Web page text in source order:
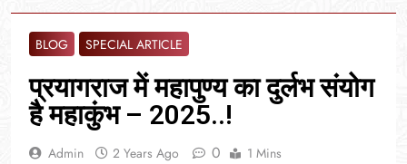
BLOG SPECIAL ARTICLE
प्रयागराज में महापुण्य का दुर्लभ संयोग
है महाकुंभ – 2025..!
Admin 2 Years Ago 0 1 Mins